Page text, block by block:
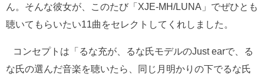
ん。そんな彼女が、このたび「XJE-MH/LUNA」でぜひとも
聴いてもらいたい11曲をセレクトしてくれしました。
コンセプトは「るな充が、るな氏モデルのJust earで、る
な氏の選んだ音楽を聴いたら、同じ月明かりの下でるな氏